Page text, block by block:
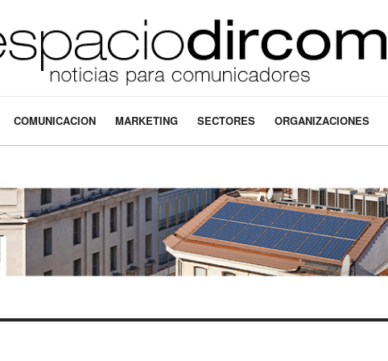
COMUNICACION MARKETING SECTORES ORGANIZACIONES